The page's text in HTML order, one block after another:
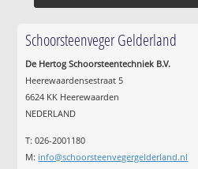
Schoorsteenveger Gelderland
De Hertog Schoorsteentechniek B.V.
Heerewaardensestraat 5
6624 KK Heerewaarden
NEDERLAND
T: 026-2001180
M: info@schoorsteenvegergelderland.nl